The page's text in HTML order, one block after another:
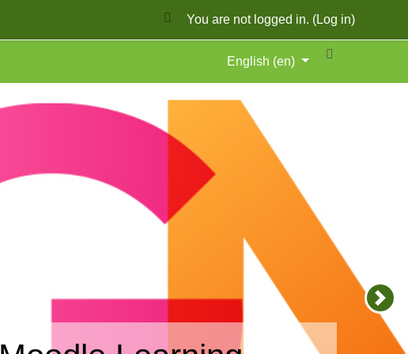
You are not logged in. (Log in)
English ‎(en)‎